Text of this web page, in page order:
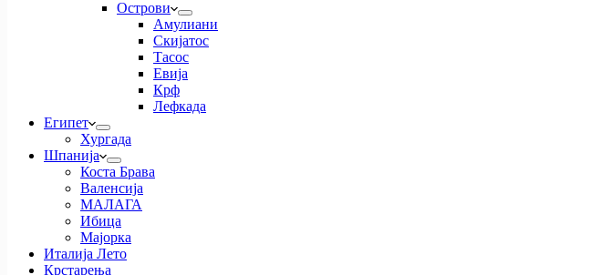
Острови
Амулиани
Скијатос
Тасос
Евија
Крф
Лефкада
Египет
Хургада
Шпанија
Коста Брава
Валенсија
МАЛАГА
Ибица
Мајорка
Италија Лето
Крстарења